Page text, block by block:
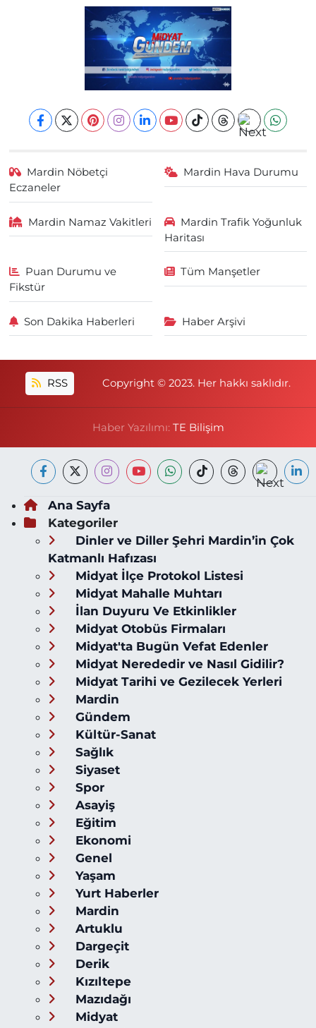
Mardin Nöbetçi
Eczaneler
Mardin Hava Durumu
Mardin Namaz Vakitleri
Mardin Trafik Yoğunluk
Haritası
Puan Durumu ve
Fikstür
Tüm Manşetler
Son Dakika Haberleri Haber Arşivi
RSS Copyright © 2023. Her hakkı saklıdır.
Haber Yazılımı: TE Bilişim
Ana Sayfa
Kategoriler
Dinler ve Diller Şehri Mardin’in Çok
Katmanlı Hafızası
Midyat İlçe Protokol Listesi
Midyat Mahalle Muhtarı
İlan Duyuru Ve Etkinlikler
Midyat Otobüs Firmaları
Midyat'ta Bugün Vefat Edenler
Midyat Nerededir ve Nasıl Gidilir?
Midyat Tarihi ve Gezilecek Yerleri
Mardin
Gündem
Kültür-Sanat
Sağlık
Siyaset
Spor
Asayiş
Eğitim
Ekonomi
Genel
Yaşam
Yurt Haberler
Mardin
Artuklu
Dargeçit
Derik
Kızıltepe
Mazıdağı
Midyat